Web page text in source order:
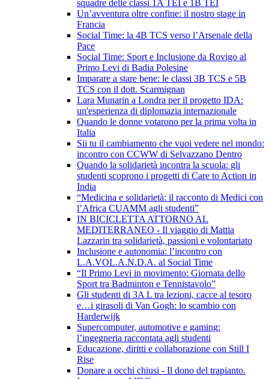
squadre delle classi 1A TEI e 1B TEI
Un’avventura oltre confine: il nostro stage in
Francia
Social Time: la 4B TCS verso l’Arsenale della
Pace
Social Time: Sport e Inclusione da Rovigo al
Primo Levi di Badia Polesine
Imparare a stare bene: le classi 3B TCS e 5B
TCS con il dott. Scarmignan
Lara Munarin a Londra per il progetto IDA:
un'esperienza di diplomazia internazionale
Quando le donne votarono per la prima volta in
Italia
Sii tu il cambiamento che vuoi vedere nel mondo:
incontro con CCWW di Selvazzano Dentro
Quando la solidarietà incontra la scuola: gli
studenti scoprono i progetti di Care to Action in
India
“Medicina e solidarietà: il racconto di Medici con
l’Africa CUAMM agli studenti”
IN BICICLETTA ATTORNO AL
MEDITERRANEO - Il viaggio di Mattia
Lazzarin tra solidarietà, passioni e volontariato
Inclusione e autonomia: l’incontro con
L.A.VOL.A.N.D.A. al Social Time
“Il Primo Levi in movimento: Giornata dello
Sport tra Badminton e Tennistavolo”
Gli studenti di 3A L tra lezioni, cacce al tesoro
e…i girasoli di Van Gogh: lo scambio con
Harderwijk
Supercomputer, automotive e gaming:
l’ingegneria raccontata agli studenti
Educazione, diritti e collaborazione con Still I
Rise
Donare a occhi chiusi - Il dono del trapianto.